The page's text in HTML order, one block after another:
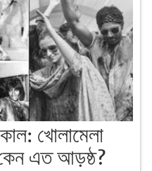
খোলামেলা
কেন এত আড়ষ্ঠ?